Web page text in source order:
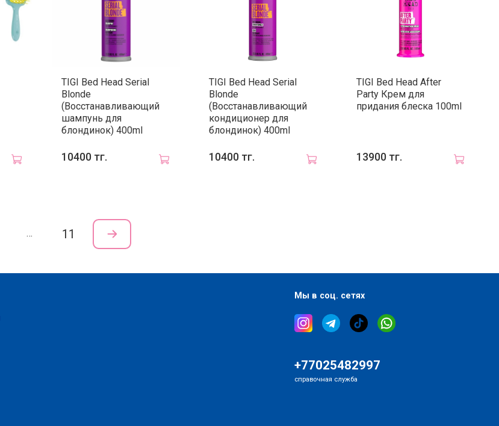
TIGI Bed Head Serial
Blonde
(Восстанавливающий
шампунь для
блондинок) 400ml
10400 тг.
TIGI Bed Head Serial
Blonde
(Восстанавливающий
кондиционер для
блондинок) 400ml
10400 тг.
TIGI Bed Head After
Party Крем для
придания блеска 100ml
13900 тг.
… 11
Мы в соц. сетях
+77025482997
справочная служба